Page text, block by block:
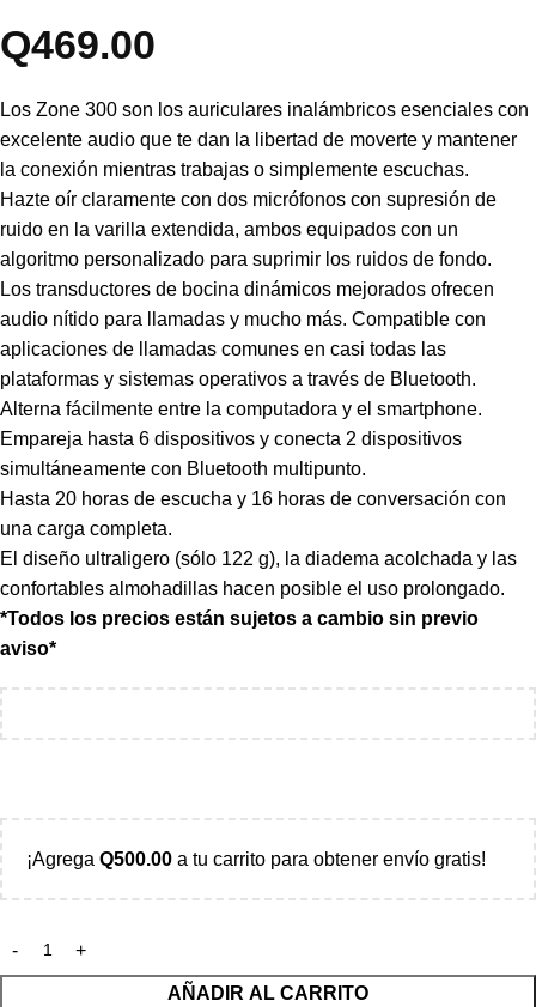
Q469.00
Los Zone 300 son los auriculares inalámbricos esenciales con
excelente audio que te dan la libertad de moverte y mantener
la conexión mientras trabajas o simplemente escuchas.
Hazte oír claramente con dos micrófonos con supresión de
ruido en la varilla extendida, ambos equipados con un
algoritmo personalizado para suprimir los ruidos de fondo.
Los transductores de bocina dinámicos mejorados ofrecen
audio nítido para llamadas y mucho más. Compatible con
aplicaciones de llamadas comunes en casi todas las
plataformas y sistemas operativos a través de Bluetooth.
Alterna fácilmente entre la computadora y el smartphone.
Empareja hasta 6 dispositivos y conecta 2 dispositivos
simultáneamente con Bluetooth multipunto.
Hasta 20 horas de escucha y 16 horas de conversación con
una carga completa.
El diseño ultraligero (sólo 122 g), la diadema acolchada y las
confortables almohadillas hacen posible el uso prolongado.
*Todos los precios están sujetos a cambio sin previo
aviso*
¡Agrega Q500.00 a tu carrito para obtener envío gratis!
AÑADIR AL CARRITO